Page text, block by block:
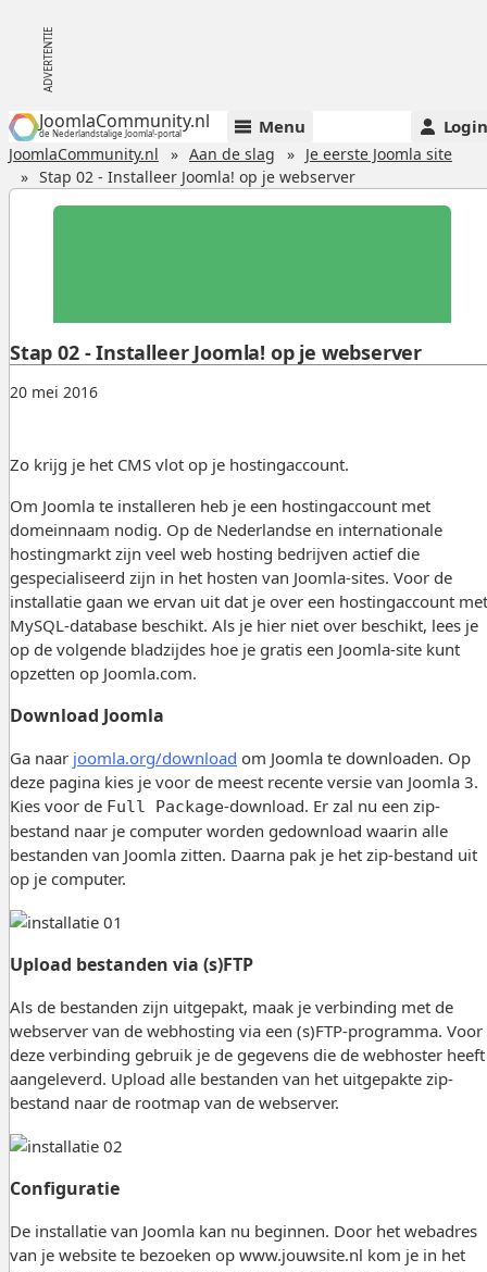
JoomlaCommunity.nl
de Nederlandstalige Joomla!-portal Menu Login
JoomlaCommunity.nl Aan de slag
Je eerste Joomla site
Stap 02 - Installeer Joomla! op je webserver
Gepubliceerd:
20 mei 2016.
Stap 02 - Installeer Joomla! op je webserver
Zo krijg je het CMS vlot op je hostingaccount.
Om Joomla te installeren heb je een hostingaccount met
domeinnaam nodig. Op de Nederlandse en internationale
hostingmarkt zijn veel web hosting bedrijven actief die
gespecialiseerd zijn in het hosten van Joomla-sites. Voor de
installatie gaan we ervan uit dat je over een hostingaccount met
MySQL-database beschikt. Als je hier niet over beschikt, lees je
op de volgende bladzijdes hoe je gratis een Joomla-site kunt
opzetten op Joomla.com.
Download Joomla
Ga naar joomla.org/download om Joomla te downloaden. Op
deze pagina kies je voor de meest recente versie van Joomla 3.
Kies voor de Full Package-download. Er zal nu een zip-
bestand naar je computer worden gedownload waarin alle
bestanden van Joomla zitten. Daarna pak je het zip-bestand uit
op je computer.
Upload bestanden via (s)FTP
Als de bestanden zijn uitgepakt, maak je verbinding met de
webserver van de webhosting via een (s)FTP-programma. Voor
deze verbinding gebruik je de gegevens die de webhoster heeft
aangeleverd. Upload alle bestanden van het uitgepakte zip-
bestand naar de rootmap van de webserver.
Configuratie
De installatie van Joomla kan nu beginnen. Door het webadres
van je website te bezoeken op www.jouwsite.nl kom je in het